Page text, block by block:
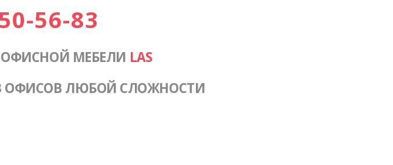
56-83
МЕБЕЛИ LAS
ОФИСОВ ЛЮБОЙ СЛОЖНОСТИ